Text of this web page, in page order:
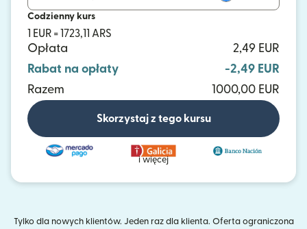
Codzienny kurs
1 EUR = 1723,11 ARS
Opłata
2,49 EUR
Rabat na opłaty
-2,49 EUR
Razem
1000,00 EUR
Skorzystaj z tego kursu
i więcej
Tylko dla nowych klientów. Jeden raz dla klienta. Oferta ograniczona